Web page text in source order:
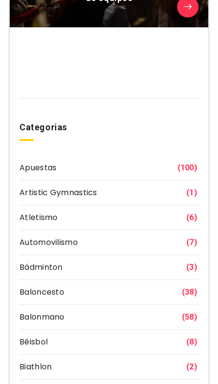
Categorias
Apuestas (100)
Artistic Gymnastics (1)
Atletismo (6)
Automovilismo (7)
Bádminton (3)
Baloncesto (38)
Balonmano (58)
Béisbol (8)
Biathlon (2)